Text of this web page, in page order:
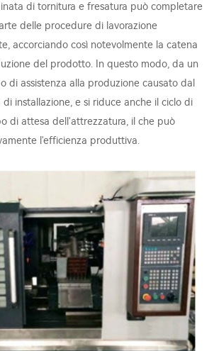
di tornitura e fresatura può completare
delle procedure di lavorazione
accorciando così notevolmente la catena
del prodotto. In questo modo, da un
di assistenza alla produzione causato dal
installazione, e si riduce anche il ciclo di
di attesa dell'attrezzatura, il che può
l'efficienza produttiva.